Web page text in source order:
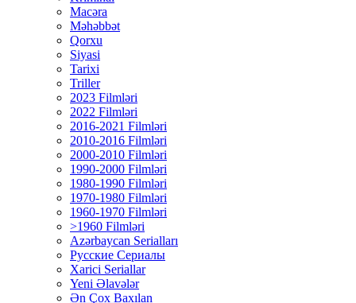
Macəra
Məhəbbət
Qorxu
Siyasi
Tarixi
Triller
2023 Filmləri
2022 Filmləri
2016-2021 Filmləri
2010-2016 Filmləri
2000-2010 Filmləri
1990-2000 Filmləri
1980-1990 Filmləri
1970-1980 Filmləri
1960-1970 Filmləri
>1960 Filmləri
Azərbaycan Serialları
Русские Сериалы
Xarici Seriallar
Yeni Əlavələr
Ən Çox Baxılan